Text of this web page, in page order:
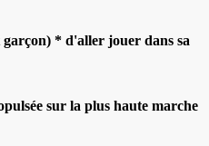
* d'aller jouer dans sa
sur la plus haute marche